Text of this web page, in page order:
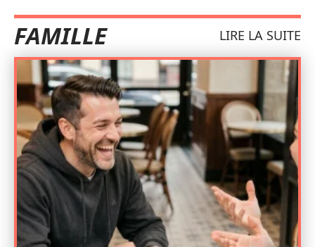
FAMILLE LIRE LA SUITE